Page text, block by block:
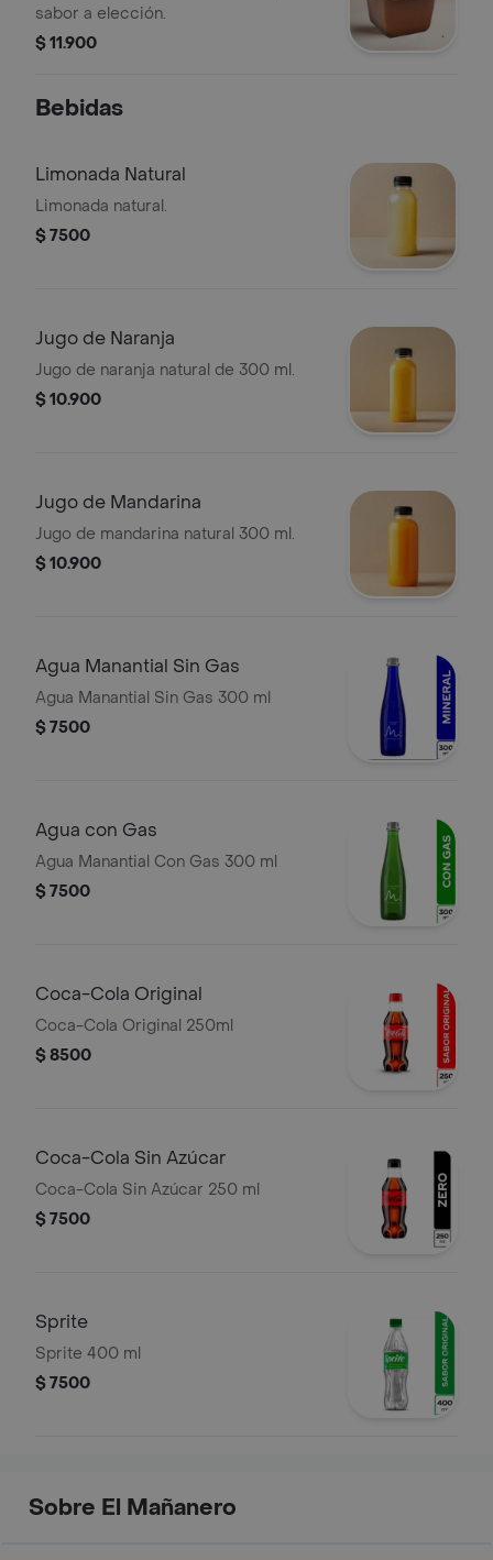
sabor a elección.
$ 11.900
Bebidas
Limonada Natural
Limonada natural.
$ 7500
Jugo de Naranja
Jugo de naranja natural de 300 ml.
$ 10.900
Jugo de Mandarina
Jugo de mandarina natural 300 ml.
$ 10.900
Agua Manantial Sin Gas
Agua Manantial Sin Gas 300 ml
$ 7500
Agua con Gas
Agua Manantial Con Gas 300 ml
$ 7500
Coca-Cola Original
Coca-Cola Original 250ml
$ 8500
Coca-Cola Sin Azúcar
Coca-Cola Sin Azúcar 250 ml
$ 7500
Sprite
Sprite 400 ml
$ 7500
Sobre El Mañanero